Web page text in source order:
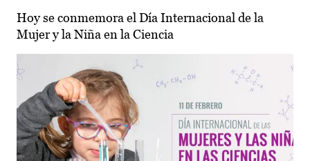
Hoy se conmemora el Día Internacional de la
Mujer y la Niña en la Ciencia